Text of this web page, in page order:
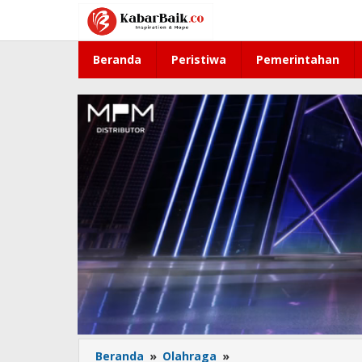
konten
Beranda Peristiwa Pemerintahan
Beranda » Olahraga »